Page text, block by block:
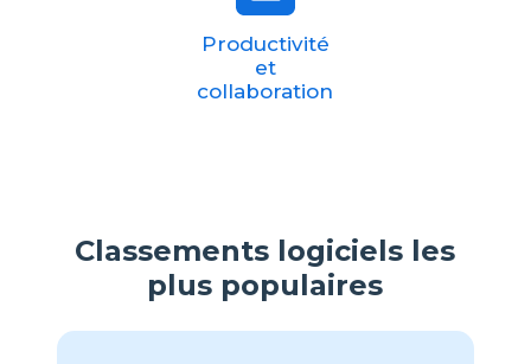
Productivité
et
collaboration
Classements logiciels les
plus populaires